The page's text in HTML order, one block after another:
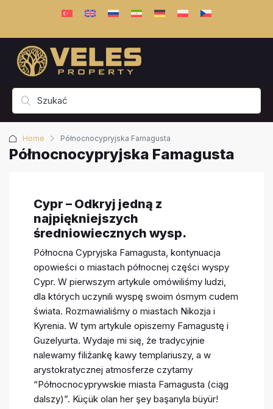
Home Północnocypryjska Famagusta
Północnocypryjska Famagusta
Cypr – Odkryj jedną z
najpiękniejszych
średniowiecznych wysp.
Północna Cypryjska Famagusta, kontynuacja
opowieści o miastach północnej części wyspy
Cypr. W pierwszym artykule omówiliśmy ludzi,
dla których uczynili wyspę swoim ósmym cudem
świata. Rozmawialiśmy o miastach Nikozja i
Kyrenia. W tym artykule opiszemy Famagustę i
Guzelyurta. Wydaje mi się, że tradycyjnie
nalewamy filiżankę kawy templariuszy, a w
arystokratycznej atmosferze czytamy
“Północnocyprywskie miasta Famagusta (ciąg
dalszy)”. Küçük olan her şey başarıyla büyür!